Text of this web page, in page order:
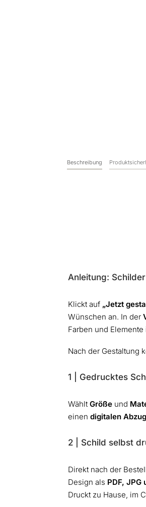
Beschreibung
Anleitung:
Klickt auf „Jetzt
Wünschen an. In der
Farben und
Nach der Gestaltung
1 | Gedrucktes
Wählt Größe und
einen digitalen
2 | Schild selbst
Direkt nach der
Design als PDF, JPG
Druckt zu Hause, im